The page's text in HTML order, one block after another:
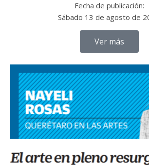
Fecha de publicación:
Sábado 13 de agosto de
Ver más